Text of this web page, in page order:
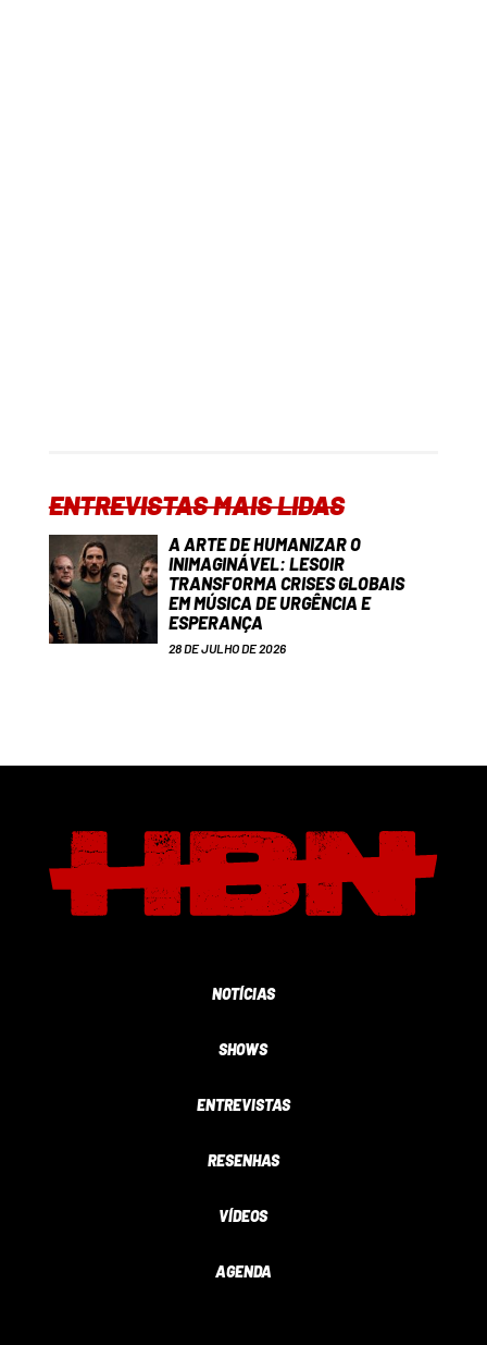
ENTREVISTAS MAIS LIDAS
A ARTE DE HUMANIZAR O
INIMAGINÁVEL: LESOIR
TRANSFORMA CRISES GLOBAIS
EM MÚSICA DE URGÊNCIA E
ESPERANÇA
28 DE JULHO DE 2026
NOTÍCIAS
SHOWS
ENTREVISTAS
RESENHAS
VÍDEOS
AGENDA